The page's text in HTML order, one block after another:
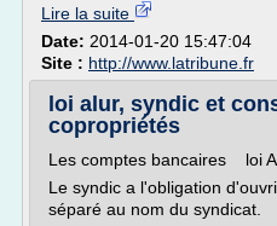
Lire la suite
Date: 2014-01-20 15:47:04
Site : http://www.latribune.fr
loi alur, syndic et
copropriétés
Les comptes bancaires loi
Le syndic a l'obligation
séparé au nom du syndicat.